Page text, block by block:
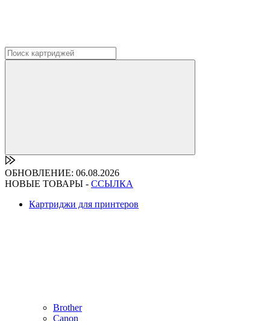
ОБНОВЛЕНИЕ: 06.08.2026
НОВЫЕ ТОВАРЫ - ССЫЛКА
Картриджи для принтеров
Brother
Canon